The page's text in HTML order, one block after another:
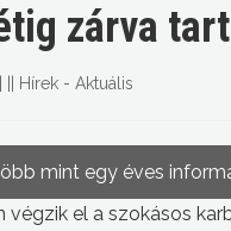
zárva
Hírek - Aktuális
mint egy éves
végzik el a szokásos